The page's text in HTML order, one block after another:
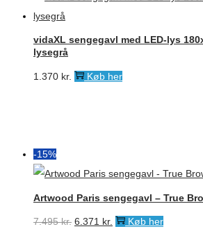
vidaXL sengegavl med LED-lys
lysegrå
1.370 kr. Køb her
-15%
Artwood Paris sengegavl – True
7.495kr. Den
6.371 kr. DenKøb her